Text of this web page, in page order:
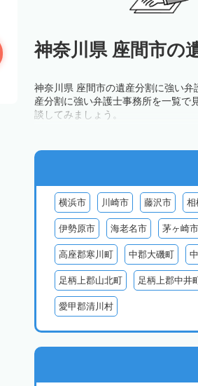
神奈川県 座間市の
神奈川県 座間市の遺産分割に強い
産分割に強い弁護士事務所を一覧で
談してみましょう。
横浜市 川崎市 藤沢市 相
伊勢原市 海老名市 茅ヶ崎市
高座郡寒川町 中郡大磯町
足柄上郡山北町 足柄上郡中井
愛甲郡清川村